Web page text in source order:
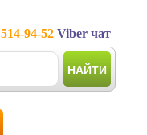
514-94-52 Viber чат
НАЙТИ